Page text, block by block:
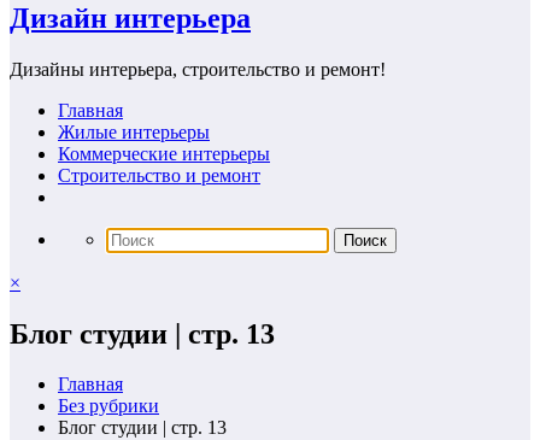
Дизайн интерьера
Дизайны интерьера, строительство и ремонт!
Главная
Жилые интерьеры
Коммерческие интерьеры
Строительство и ремонт
×
Блог студии | стр. 13
Главная
Без рубрики
Блог студии | стр. 13